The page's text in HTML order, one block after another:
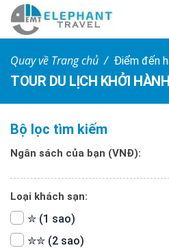
Quay về Trang chủ Điểm đến
TOUR DU LỊCH KHỞI
Bộ lọc tìm kiếm
Ngân sách của bạn (VNĐ):
Loại khách sạn:
✮ (1 sao)
✮✮ (2 sao)